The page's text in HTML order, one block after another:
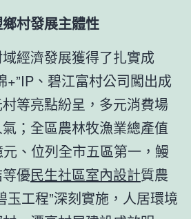
村發展主體性
經濟發展獲得了扎實成
+”IP、碧江富村公司闖出成
等亮點紛呈，多元消費場
；全區農林牧漁業總產值
元、位列全市五區第一，鰻
優民生社區室內設計質農
玉工程”深刻實施，人居環境